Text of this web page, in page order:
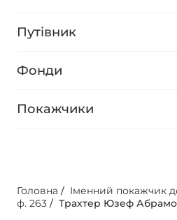
Путівник
Фонди
Покажчики
Головна / Іменний покажчик
ф. 263 / Трахтер Юзеф